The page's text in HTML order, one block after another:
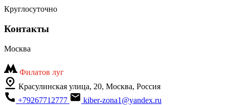
Круглосуточно
Контакты
Москва
Филатов луг
Красулинская улица, 20, Москва, Россия
+79267712777
kiber-zona1@yandex.ru